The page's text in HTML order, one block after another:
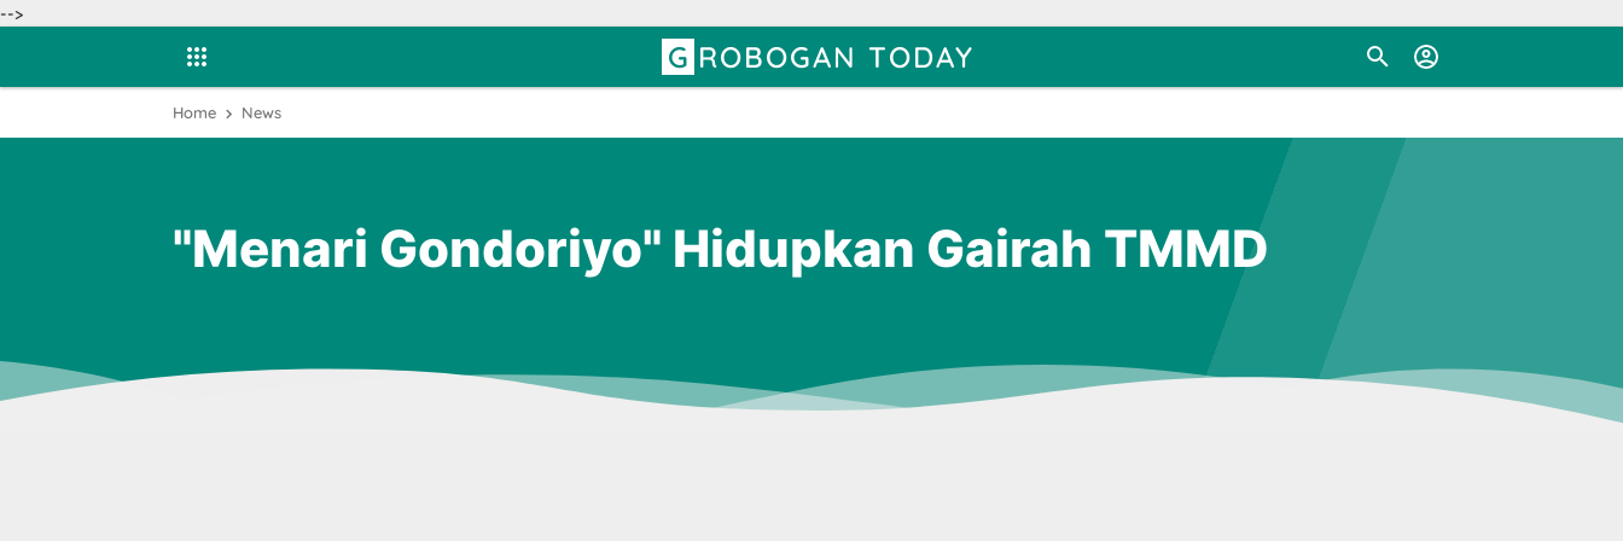
-->
GROBOGAN TODAY
Home News
"Menari Gondoriyo" Hidupkan Gairah TMMD